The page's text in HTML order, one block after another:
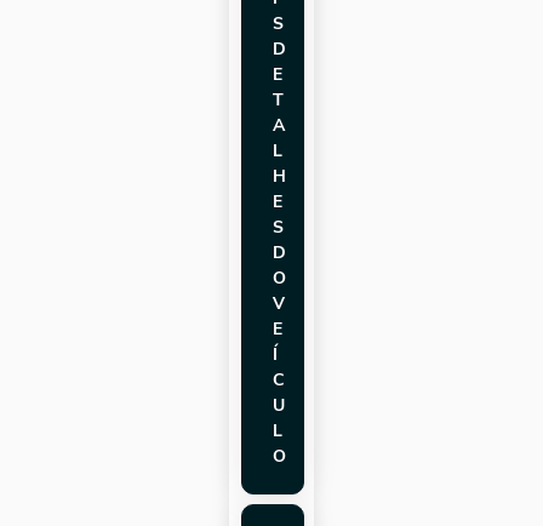
S
D
E
T
A
L
H
E
S
D
O
V
E
Í
C
U
L
O